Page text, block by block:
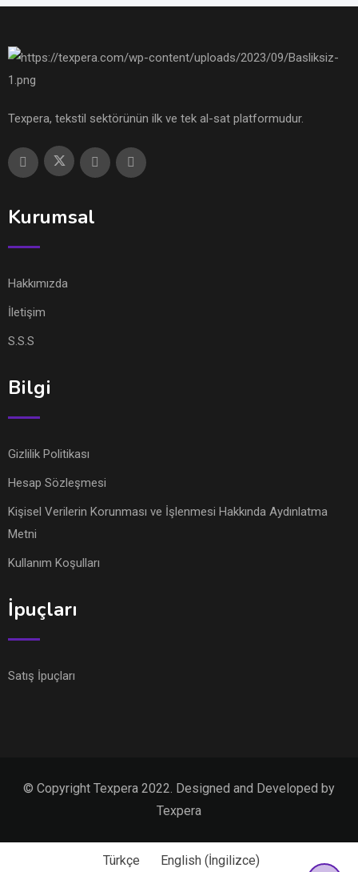
Texpera, tekstil sektörünün ilk ve tek al-sat platformudur.
Kurumsal
Hakkımızda
İletişim
S.S.S
Bilgi
Gizlilik Politikası
Hesap Sözleşmesi
Kişisel Verilerin Korunması ve İşlenmesi Hakkında Aydınlatma
Metni
Kullanım Koşulları
İpuçları
Satış İpuçları
© Copyright Texpera 2022. Designed and Developed by
Texpera
Türkçe English (İngilizce)